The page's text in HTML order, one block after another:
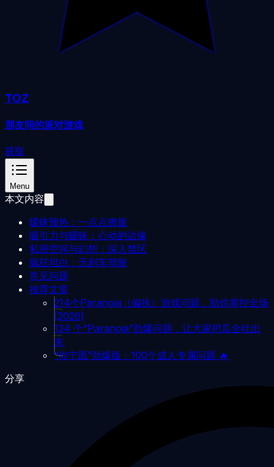
TOZ
朋友间的派对游戏
获取
Menu
本文内容
暧昧预热：一点点撩拨
吸引力与暧昧：心动的边缘
私密空间与幻想：深入禁区
疯狂坦白：无刹车驾驶
常见问题
推荐文章
214个Paranoia（偏执）游戏问题，助你掌控全场
(2026)
134 个“Paranoia”劲爆问题，让大家把瓜全吐出
来
“你宁愿”劲爆版：100个成人专属问题 🔥
分享